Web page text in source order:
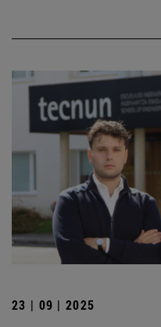
23 | 09 | 2025